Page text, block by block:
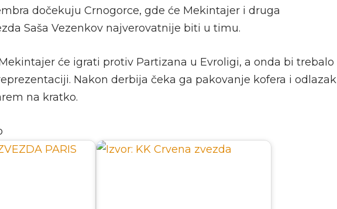
dočekuju Crnogorce, gde će Mekintajer i druga
Saša Vezenkov najverovatnije biti u timu.
će igrati protiv Partizana u Evroligi, a onda bi trebalo
Nakon derbija čeka ga pakovanje kofera i odlazak
na kratko.